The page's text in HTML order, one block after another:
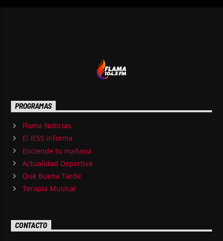
PROGRAMAS
Flama Noticias
El IESS informa
Enciende tu mañana
Actualidad Deportiva
Qué Buena Tarde
Terapia Musical
CONTACTO